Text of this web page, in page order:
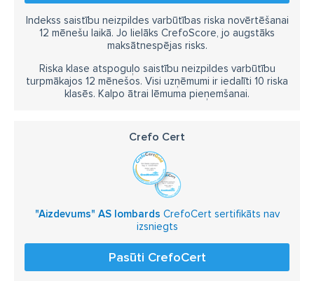
Indekss saistību neizpildes varbūtības riska novērtēšanai
12 mēnešu laikā. Jo lielāks CrefoScore, jo augstāks
maksātnespējas risks.
Riska klase atspoguļo saistību neizpildes varbūtību
turpmākajos 12 mēnešos. Visi uzņēmumi ir iedalīti 10 riska
klasēs. Kalpo ātrai lēmuma pieņemšanai.
Crefo Cert
"Aizdevums" AS lombards CrefoCert sertifikāts nav
izsniegts
Pasūti CrefoCert